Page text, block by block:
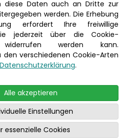
diese Daten auch an Dritte zur
werden. Die Erhebung
erfordert Ihre freiwillige
jederzeit über die Cookie-
widerrufen werden kann.
den verschiedenen Cookie-Arten
Datenschutzerklärung.
Alle akzeptieren
Einstellungen
essenzielle Cookies